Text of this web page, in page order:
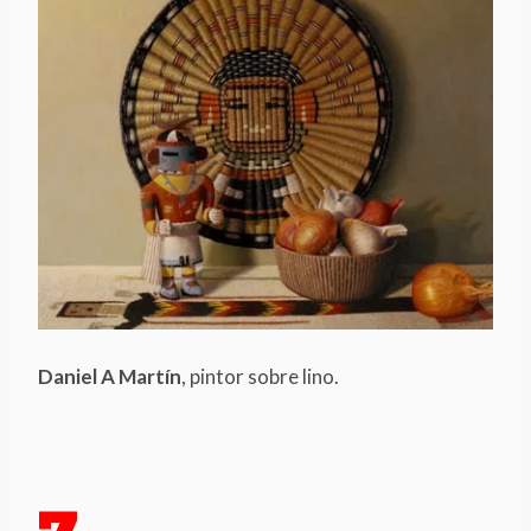
Daniel A Martín, pintor sobre lino.